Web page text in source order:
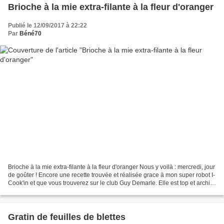
Brioche à la mie extra-filante à la fleur d'oranger
Publié le 12/09/2017 à 22:22
Par Béné70
Brioche à la mie extra-filante à la fleur d'oranger Nous y voilà : mercredi, jour
de goûter ! Encore une recette trouvée et réalisée grace à mon super robot I-
Cook'in et que vous trouverez sur le club Guy Demarle. Elle est top et archi-
Gratin de feuilles de blettes